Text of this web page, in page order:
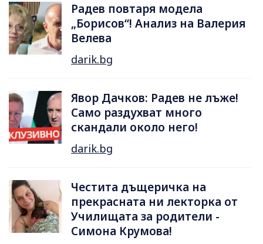
Радев повтаря модела
„Борисов“! Анализ на Валерия
Велева
darik.bg
Явор Дачков: Радев не лъже!
Само раздухват много
скандали около него!
darik.bg
Честита дъщеричка на
прекрасната ни лекторка от
Училищата за родители -
Симона Крумова!